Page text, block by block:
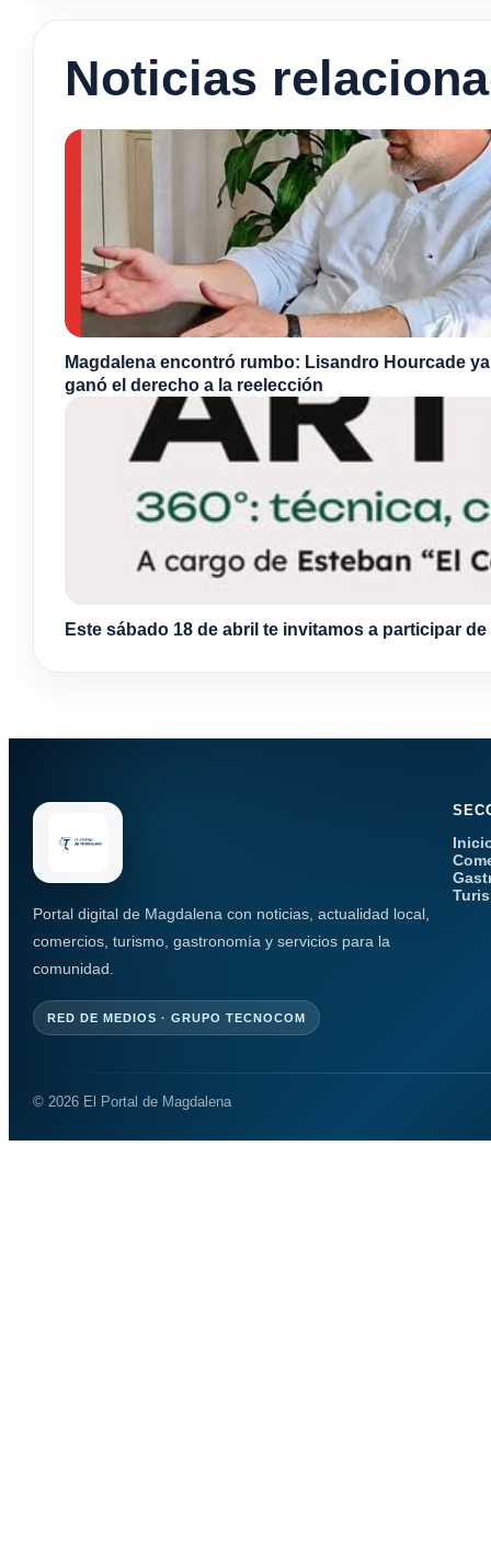
Noticias
Magdalena encontró rumbo: Lisandro Hourcade
ganó el derecho a la reelección
Este sábado 18 de abril te invitamos a participar
Portal digital de Magdalena con noticias, actualidad local,
comercios, turismo, gastronomía y servicios para la
comunidad.
RED DE MEDIOS · GRUPO TECNOCOM
© 2026 El Portal de Magdalena